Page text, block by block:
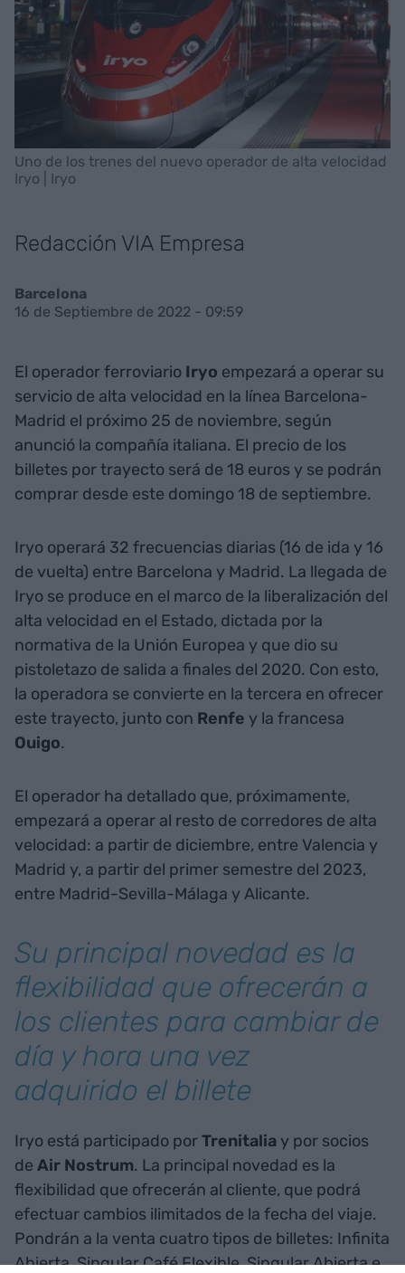
Uno de los trenes del nuevo operador de alta velocidad
Iryo | Iryo
Redacción VIA Empresa
Barcelona
16 de Septiembre de 2022 - 09:59
El operador ferroviario Iryo empezará a operar su
servicio de alta velocidad en la línea Barcelona-
Madrid el próximo 25 de noviembre, según
anunció la compañía italiana. El precio de los
billetes por trayecto será de 18 euros y se podrán
comprar desde este domingo 18 de septiembre.
Iryo operará 32 frecuencias diarias (16 de ida y 16
de vuelta) entre Barcelona y Madrid. La llegada de
Iryo se produce en el marco de la liberalización del
alta velocidad en el Estado, dictada por la
normativa de la Unión Europea y que dio su
pistoletazo de salida a finales del 2020. Con esto,
la operadora se convierte en la tercera en ofrecer
este trayecto, junto con Renfe y la francesa
Ouigo.
El operador ha detallado que, próximamente,
empezará a operar al resto de corredores de alta
velocidad: a partir de diciembre, entre Valencia y
Madrid y, a partir del primer semestre del 2023,
entre Madrid-Sevilla-Málaga y Alicante.
Su principal novedad es la
flexibilidad que ofrecerán a
los clientes para cambiar de
día y hora una vez
adquirido el billete
Iryo está participado porTrenitalia y por socios
de Air Nostrum. La principal novedad es la
flexibilidad que ofrecerán al cliente, que podrá
efectuar cambios ilimitados de la fecha del viaje.
Pondrán a la venta cuatro tipos de billetes: Infinita
Abierta, Singular Café Flexible, Singular Abierta e